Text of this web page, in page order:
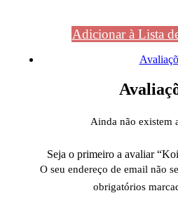
Adicionar à Lista
Ainda não existem
Seja o primeiro a avaliar
O seu endereço de email não
obrigatórios